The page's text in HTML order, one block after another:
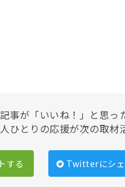
事が「いいね！」と思っ
ひとりの応援が次の取材
する Twitterにシェ